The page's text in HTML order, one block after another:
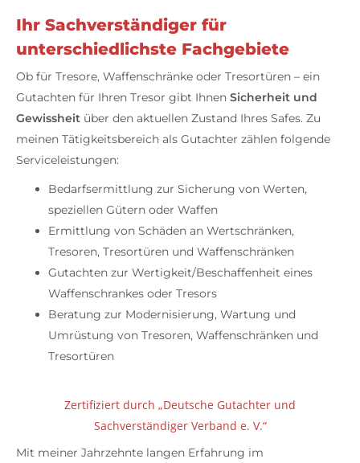
Ihr Sachverständiger für
unterschiedlichste Fachgebiete
Ob für Tresore, Waffenschränke oder Tresortüren – ein
Gutachten für Ihren Tresor gibt Ihnen Sicherheit und
Gewissheit über den aktuellen Zustand Ihres Safes. Zu
meinen Tätigkeitsbereich als Gutachter zählen folgende
Serviceleistungen:
Bedarfsermittlung zur Sicherung von Werten,
speziellen Gütern oder Waffen
Ermittlung von Schäden an Wertschränken,
Tresoren, Tresortüren und Waffenschränken
Gutachten zur Wertigkeit/Beschaffenheit eines
Waffenschrankes oder Tresors
Beratung zur Modernisierung, Wartung und
Umrüstung von Tresoren, Waffenschränken und
Tresortüren
Zertifiziert durch „Deutsche Gutachter und
Sachverständiger Verband e. V.“
Mit meiner Jahrzehnte langen Erfahrung im